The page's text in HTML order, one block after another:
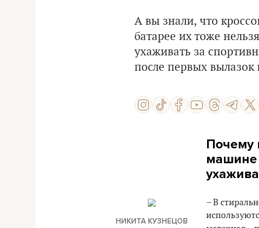
А вы знали, что
батарее их тоже
ухаживать за
после первых вылазок
Почему
машине
НИКИТА КУЗНЕЦОВ
– В